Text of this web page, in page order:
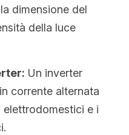
dimensione del
della luce
Un inverter
corrente alternata
elettrodomestici e i